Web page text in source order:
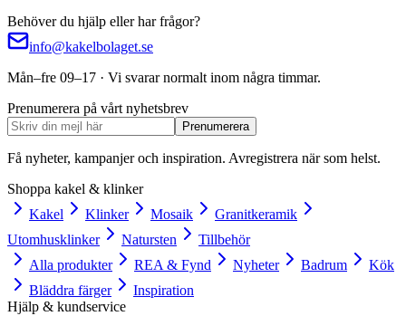
Behöver du hjälp eller har frågor?
info@kakelbolaget.se
Mån–fre 09–17 · Vi svarar normalt inom några timmar.
Prenumerera på vårt nyhetsbrev
Prenumerera
Få nyheter, kampanjer och inspiration. Avregistrera när som helst.
Shoppa kakel & klinker
Kakel
Klinker Mosaik
Granitkeramik
Utomhusklinker
Natursten
Tillbehör
Alla produkter
REA & Fynd Nyheter Badrum
Kök
Bläddra färger
Inspiration
Hjälp & kundservice